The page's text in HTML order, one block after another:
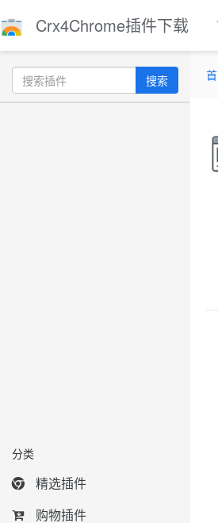
Crx4Chrome插件下载
搜索
分类
精选插件
购物插件